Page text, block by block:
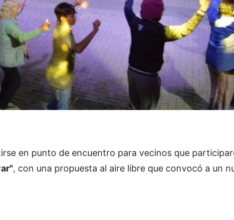
en punto de encuentro para vecinos que
, con una propuesta al aire libre que convocó a un